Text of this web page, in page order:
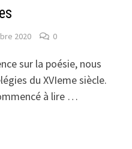
2020 0
sur la poésie, nous
du XVIeme siècle.
à lire …